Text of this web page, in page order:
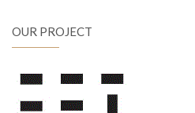
OUR PROJECT